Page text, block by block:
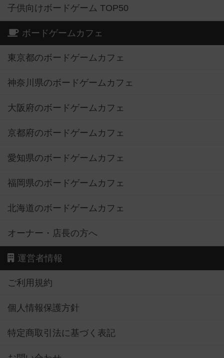
子供向けボードゲーム TOP50
ボードゲームカフェ
東京都のボードゲームカフェ
神奈川県のボードゲームカフェ
大阪府のボードゲームカフェ
京都府のボードゲームカフェ
愛知県のボードゲームカフェ
福岡県のボードゲームカフェ
北海道のボードゲームカフェ
オーナー・店長の方へ
運営者情報
ご利用規約
個人情報保護方針
特定商取引法に基づく表記